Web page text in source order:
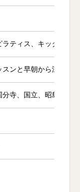
ラティス、キックボク
スンと早朝から深夜ま
分寺、国立、昭島、東